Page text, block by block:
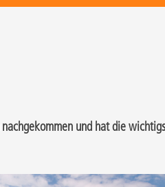
und hat die